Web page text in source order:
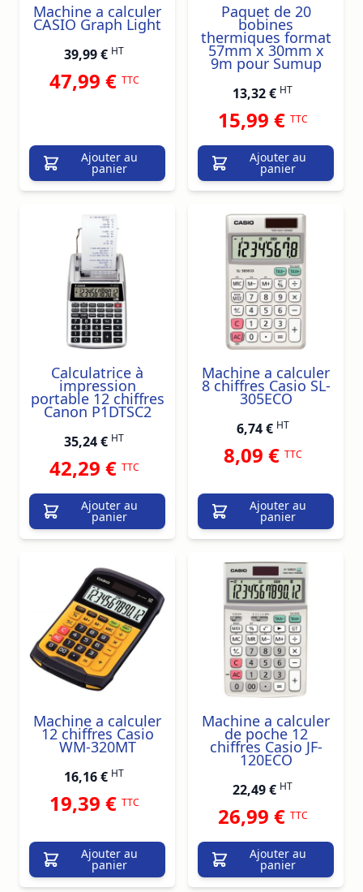
Machine a calculer
CASIO Graph Light
39,99 € HT
47,99 € TTC
Ajouter au
panier
Paquet de 20
bobines
thermiques format
57mm x 30mm x
9m pour Sumup
13,32 € HT
15,99 € TTC
Ajouter au
panier
Calculatrice à
impression
portable 12 chiffres
Canon P1DTSC2
35,24 € HT
42,29 € TTC
Ajouter au
panier
Machine a calculer
8 chiffres Casio SL-
305ECO
6,74 € HT
8,09 € TTC
Ajouter au
panier
Machine a calculer
12 chiffres Casio
WM-320MT
16,16 € HT
19,39 € TTC
Ajouter au
panier
Machine a calculer
de poche 12
chiffres Casio JF-
120ECO
22,49 € HT
26,99 € TTC
Ajouter au
panier